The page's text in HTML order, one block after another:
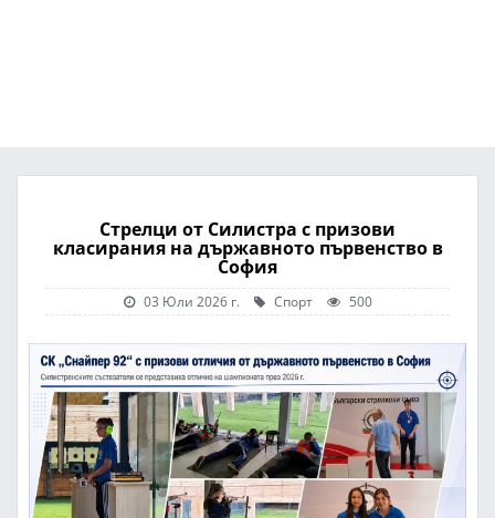
Стрелци от Силистра с призови
класирания на държавното първенство в
София
03 Юли 2026 г. Спорт 500